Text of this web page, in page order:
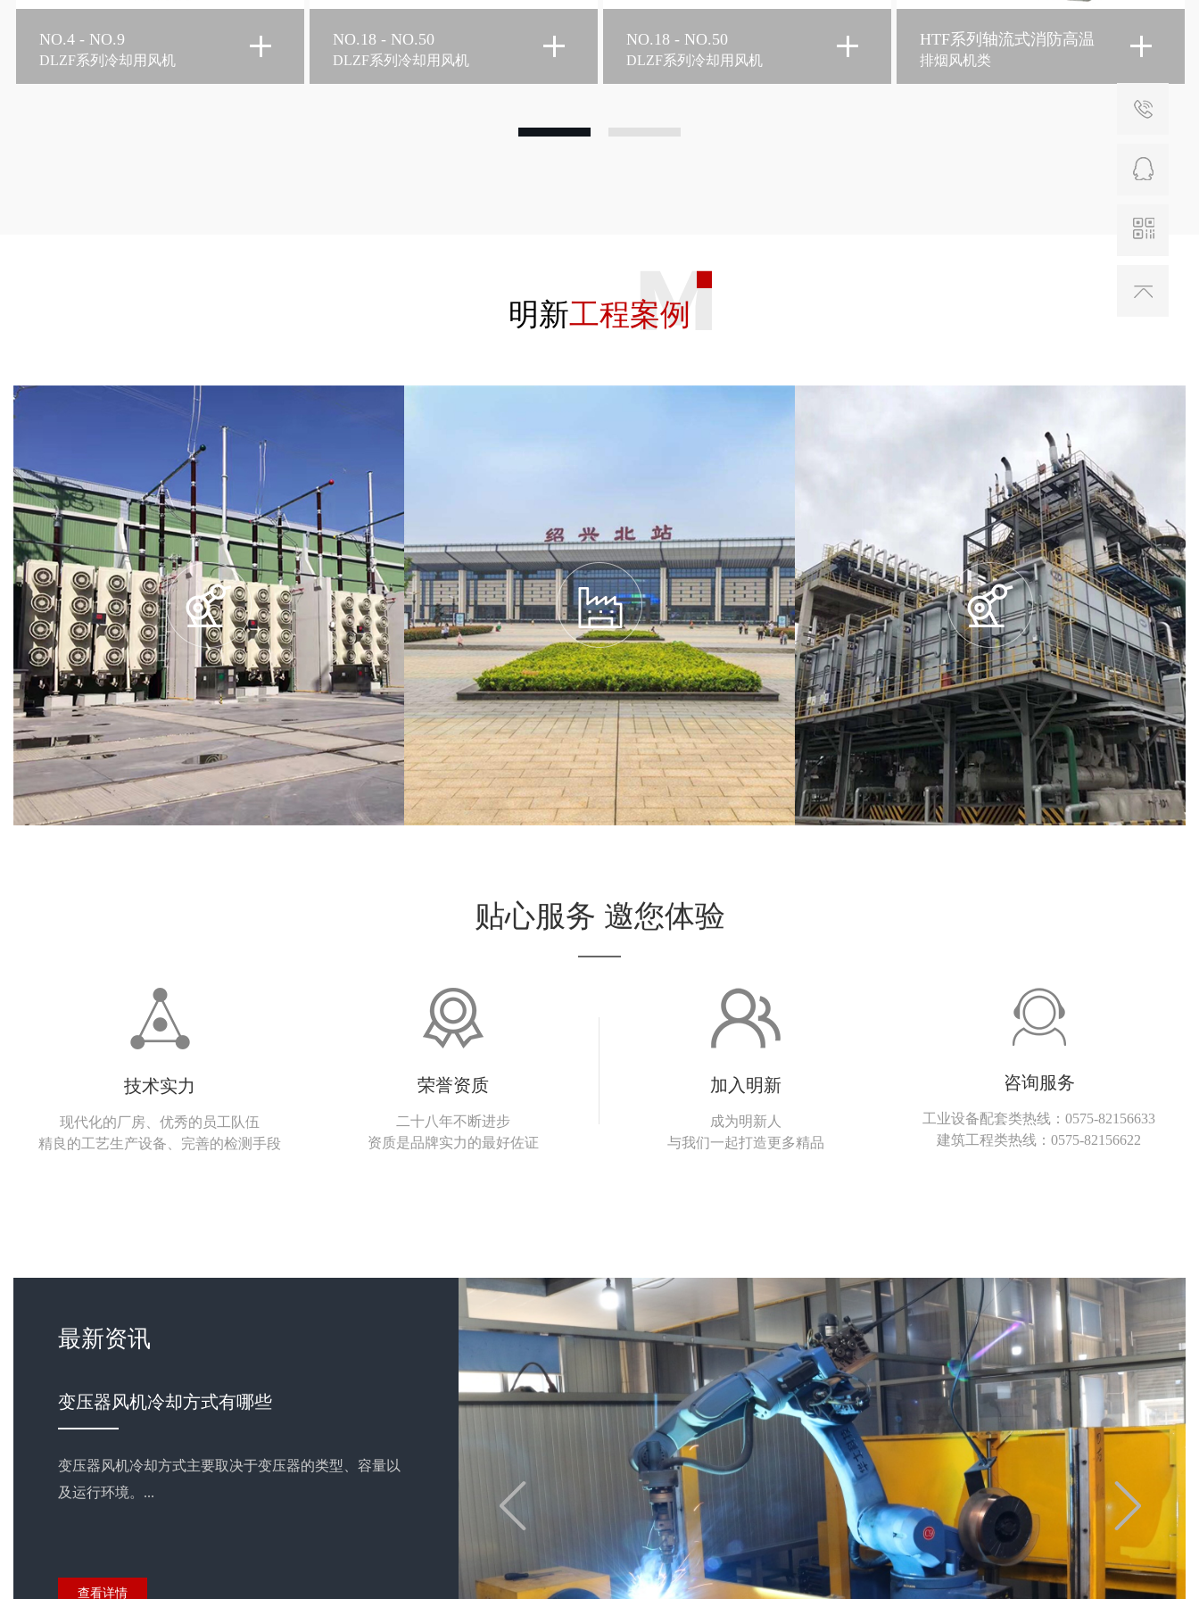
NO.18 - NO.50
DLZF系列冷却用风机
NO.18 - NO.50
DLZF系列冷却用风机
HTF系列轴流式消防高温
排烟风机
排烟风机类
HTFC-Ⅰ型 -Ⅱ型 -Ⅲ型离心
式消防排烟风机箱
排烟风机类
明新工程案例
进一步了解
更多工业配套类案例
进一步了解
更多建筑工程类案例
进一步了解
更多工业配套类案例
贴心服务 邀您体验
技术实力
现代化的厂房、优秀的员工队伍
精良的工艺生产设备、完善的检测手段
荣誉资质
二十八年不断进步
资质是品牌实力的最好佐证
加入明新
成为明新人
与我们一起打造更多精品
咨询服务
工业设备配套类热线：0575-82156633
建筑工程类热线：0575-82156622
蒸发式冷凝器风机电机怎么接线
蒸发式冷凝器风机电机的接线需要严格按照电机铭牌和
电气图纸进行，以确保安全性和运行效率。以下是详细
工业设备配
传 真：
电 话：
传 真：